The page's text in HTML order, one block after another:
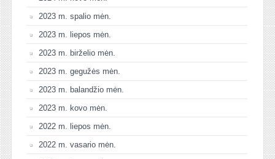
2023 m. spalio mėn.
2023 m. liepos mėn.
2023 m. birželio mėn.
2023 m. gegužės mėn.
2023 m. balandžio mėn.
2023 m. kovo mėn.
2022 m. liepos mėn.
2022 m. vasario mėn.